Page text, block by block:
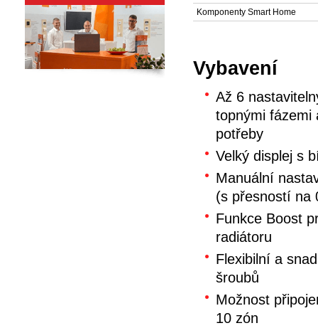
Komponenty Smart Home
Vybavení
Až 6
topnými fázemi
potřeby
Velký displej s
Manuální
(s přesností na
Funkce Boost
radiátoru
Flexibilní a
šroubů
Možnost
10 zón